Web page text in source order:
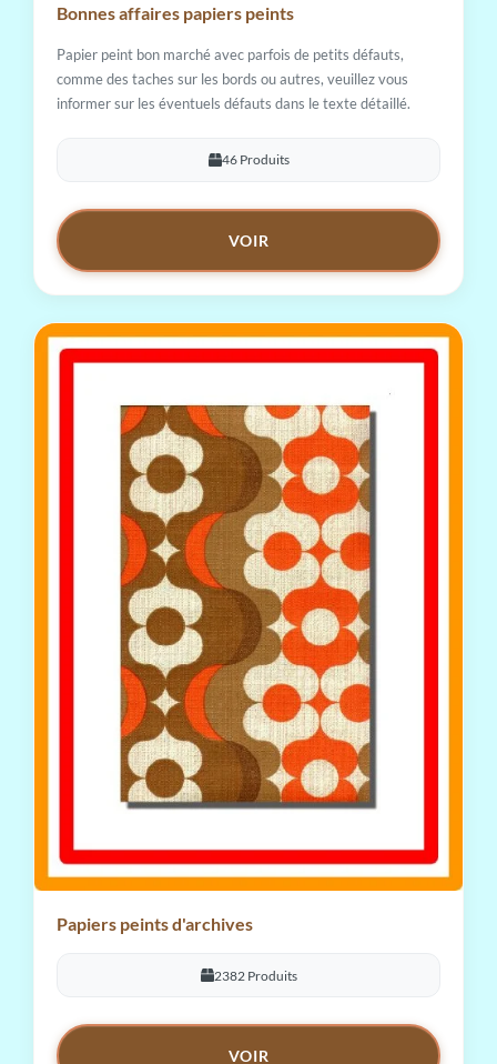
Bonnes affaires papiers peints
Papier peint bon marché avec parfois de petits défauts,
comme des taches sur les bords ou autres, veuillez vous
informer sur les éventuels défauts dans le texte détaillé.
46 Produits
VOIR
Papiers peints d'archives
2382 Produits
VOIR